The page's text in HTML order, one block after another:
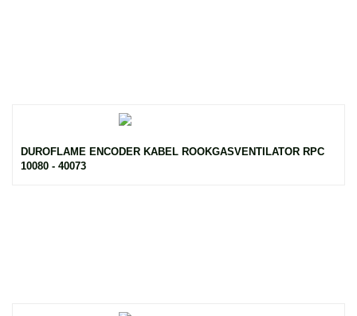
DUROFLAME ENCODER KABEL ROOKGASVENTILATOR RPC
10080 - 40073